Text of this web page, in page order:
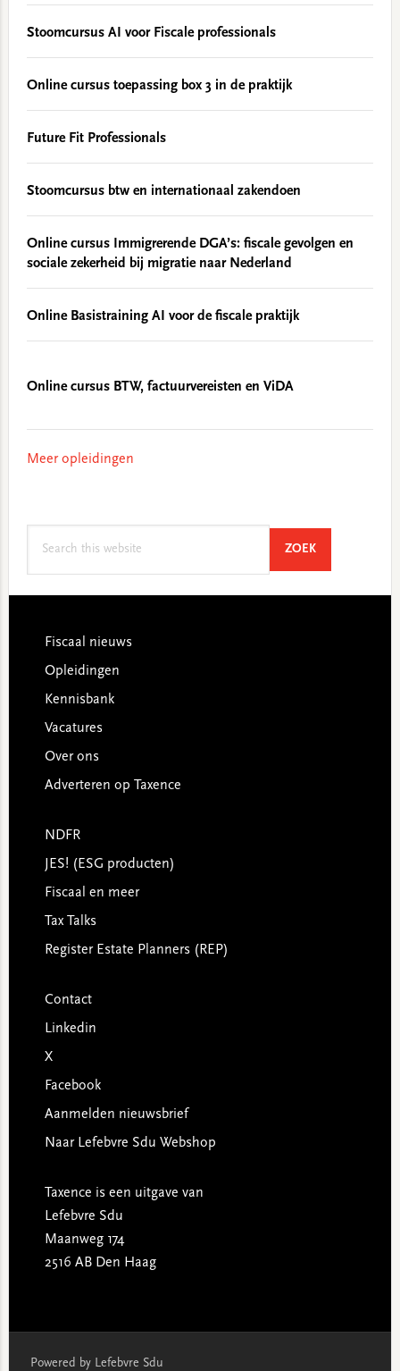
Stoomcursus AI voor Fiscale professionals
Online cursus toepassing box 3 in de praktijk
Future Fit Professionals
Stoomcursus btw en internationaal zakendoen
Online cursus Immigrerende DGA’s: fiscale gevolgen en
sociale zekerheid bij migratie naar Nederland
Online Basistraining AI voor de fiscale praktijk
Online cursus BTW, factuurvereisten en ViDA
Meer opleidingen
ZOEKSEARCH
Footer
Fiscaal nieuws
Opleidingen
Kennisbank
Vacatures
Over ons
Adverteren op Taxence
NDFR
JES! (ESG producten)
Fiscaal en meer
Tax Talks
Register Estate Planners (REP)
Contact
Linkedin
X
Facebook
Aanmelden nieuwsbrief
Naar Lefebvre Sdu Webshop
Taxence is een uitgave van
Lefebvre Sdu
Maanweg 174
2516 AB Den Haag
Powered by Lefebvre Sdu